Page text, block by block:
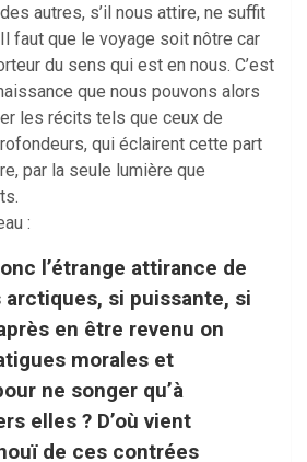
autres, s’il nous attire, ne suffit
faut que le voyage soit nôtre car
du sens qui est en nous. C’est
que nous pouvons alors
les récits tels que ceux de
qui éclairent cette part
par la seule lumière que
:
l’étrange attirance de
arctiques, si puissante, si
en être revenu on
morales et
ne songer qu’à
elles ? D’où vient
de ces contrées